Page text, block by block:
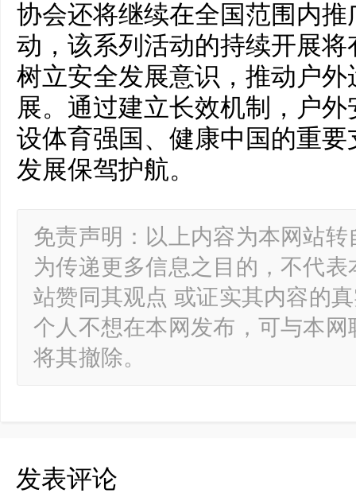
协会还将继续在全国范围内
动，该系列活动的持续开展
树立安全发展意识，推动户
展。通过建立长效机制，户
设体育强国、健康中国的重
发展保驾护航。
免责声明：以上内容为本网站
为传递更多信息之目的，不代
站赞同其观点 或证实其内容的
个人不想在本网发布，可与本
将其撤除。
发表评论